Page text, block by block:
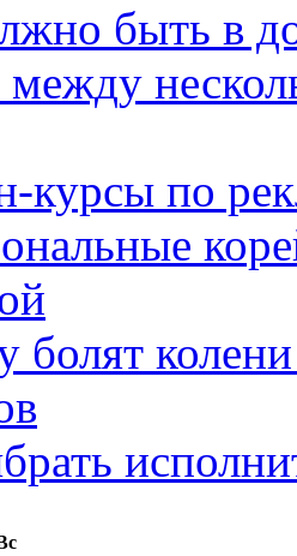
быть в
курсы по
болят